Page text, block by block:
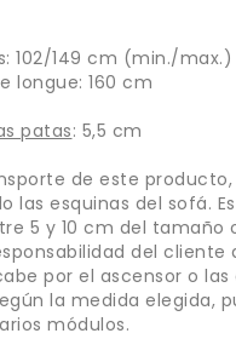
102/149 cm (min./max.)
longue: 160 cm
patas: 5,5 cm
de este
las esquinas del sofá.
5 y 10 cm del tamaño
del cliente
por el ascensor o las
la medida elegida,
módulos.